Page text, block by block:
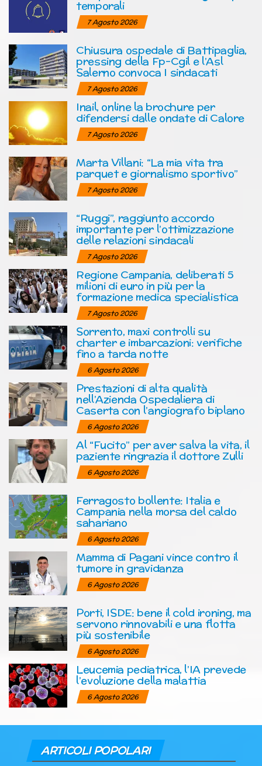
temporali
7 Agosto 2026
Chiusura ospedale di Battipaglia,
pressing della Fp-Cgil e l’Asl
Salerno convoca I sindacati
7 Agosto 2026
Inail, online la brochure per
difendersi dalle ondate di Calore
7 Agosto 2026
Marta Villani: “La mia vita tra
parquet e giornalismo sportivo”
7 Agosto 2026
“Ruggi”, raggiunto accordo
importante per l’ottimizzazione
delle relazioni sindacali
7 Agosto 2026
Regione Campania, deliberati 5
milioni di euro in più per la
formazione medica specialistica
7 Agosto 2026
Sorrento, maxi controlli su
charter e imbarcazioni: verifiche
fino a tarda notte
6 Agosto 2026
Prestazioni di alta qualità
nell’Azienda Ospedaliera di
Caserta con l’angiografo biplano
6 Agosto 2026
Al “Fucito” per aver salva la vita, il
paziente ringrazia il dottore Zulli
6 Agosto 2026
Ferragosto bollente: Italia e
Campania nella morsa del caldo
sahariano
6 Agosto 2026
Mamma di Pagani vince contro il
tumore in gravidanza
6 Agosto 2026
Porti, ISDE: bene il cold ironing, ma
servono rinnovabili e una flotta
più sostenibile
6 Agosto 2026
Leucemia pediatrica, l’IA prevede
l’evoluzione della malattia
6 Agosto 2026
ARTICOLI POPOLARI